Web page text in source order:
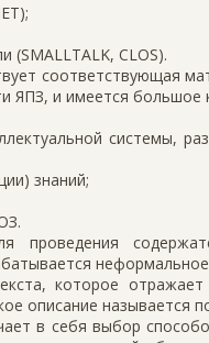
(SMALLTALK, CLOS).
соответствующая
ЯПЗ, и имеется большое
системы,
знаний;
проведения
которое
описание называется
в себя выбор